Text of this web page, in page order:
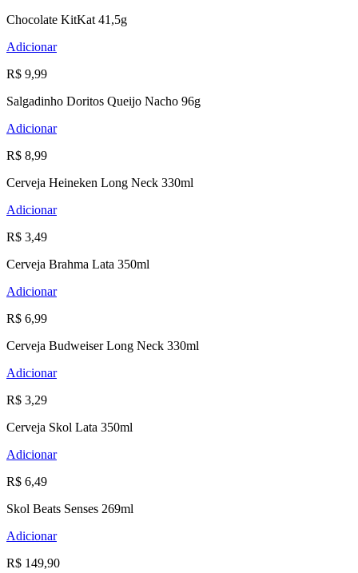
Chocolate KitKat 41,5g
Adicionar
R$ 9,99
Salgadinho Doritos Queijo Nacho 96g
Adicionar
R$ 8,99
Cerveja Heineken Long Neck 330ml
Adicionar
R$ 3,49
Cerveja Brahma Lata 350ml
Adicionar
R$ 6,99
Cerveja Budweiser Long Neck 330ml
Adicionar
R$ 3,29
Cerveja Skol Lata 350ml
Adicionar
R$ 6,49
Skol Beats Senses 269ml
Adicionar
R$ 149,90